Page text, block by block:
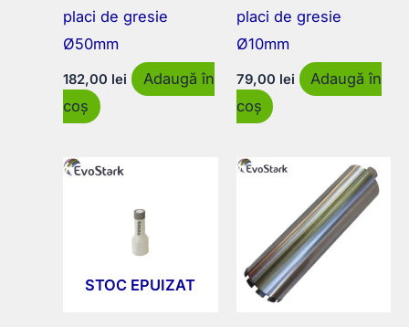
placi de gresie
Ø50mm
182,00 lei
Adaugă în
coș
placi de gresie
Ø10mm
79,00 lei
Adaugă în
coș
STOC EPUIZAT